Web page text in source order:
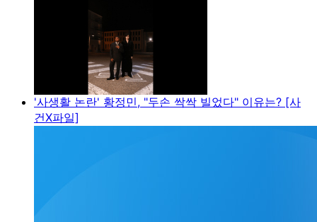
'사생활 논란' 황정민, "두손 싹싹 빌었다" 이유는? [사
건X파일]